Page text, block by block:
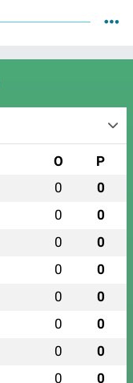
O P
0 0
0 0
0 0
0 0
0 0
0 0
0 0
0 0